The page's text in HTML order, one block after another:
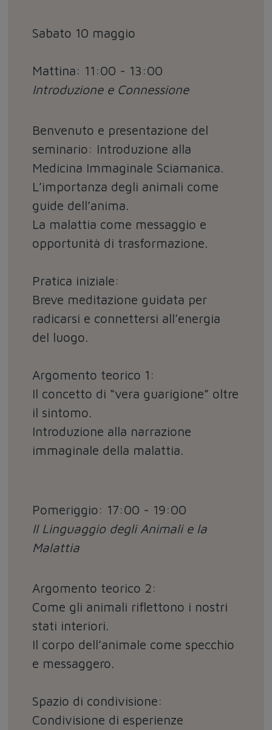
Sabato 10 maggio
Mattina: 11:00 - 13:00
Introduzione e Connessione
Benvenuto e presentazione del
seminario: Introduzione alla
Medicina Immaginale Sciamanica.
L’importanza degli animali come
guide dell’anima.
La malattia come messaggio e
opportunità di trasformazione.
Pratica iniziale:
Breve meditazione guidata per
radicarsi e connettersi all’energia
del luogo.
Argomento teorico 1:
Il concetto di “vera guarigione” oltre
il sintomo.
Introduzione alla narrazione
immaginale della malattia.
Pomeriggio: 17:00 - 19:00
Il Linguaggio degli Animali e la
Malattia
Argomento teorico 2:
Come gli animali riflettono i nostri
stati interiori.
Il corpo dell’animale come specchio
e messaggero.
Spazio di condivisione:
Condivisione di esperienze